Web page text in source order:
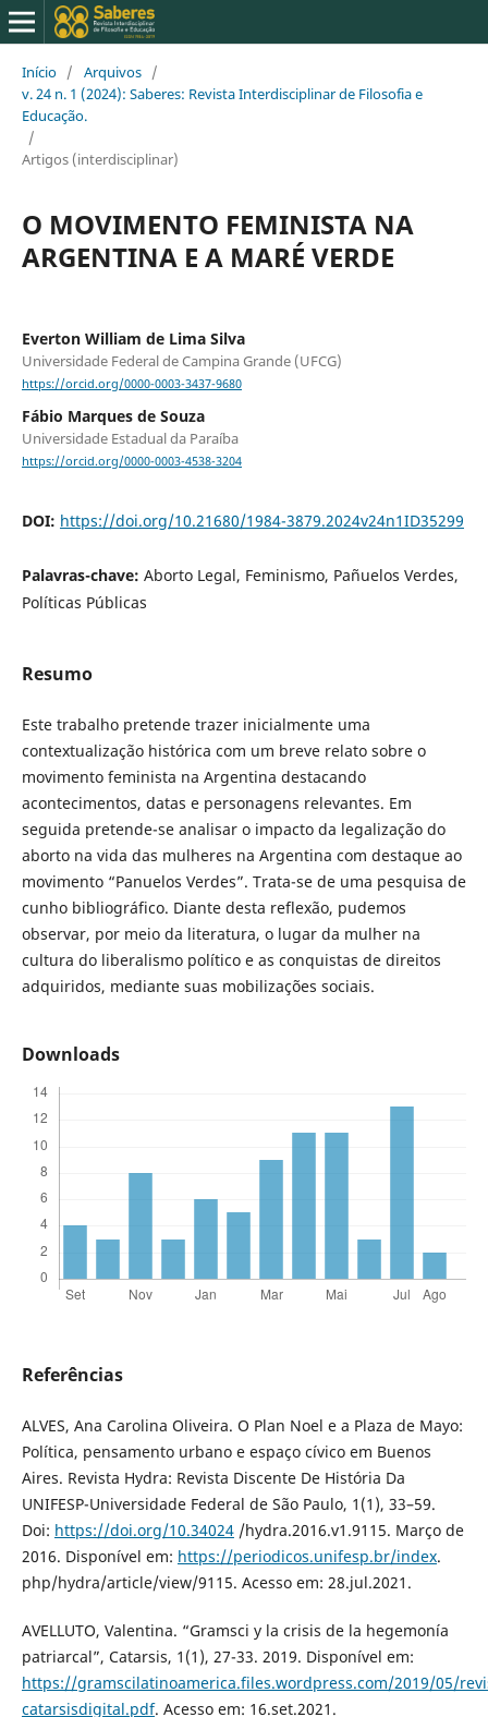
Início / Arquivos /
v. 24 n. 1 (2024): Saberes: Revista Interdisciplinar de Filosofia e
Educação.
/
Artigos (interdisciplinar)
O MOVIMENTO FEMINISTA NA
ARGENTINA E A MARÉ VERDE
Everton William de Lima Silva
Universidade Federal de Campina Grande (UFCG)
https://orcid.org/0000-0003-3437-9680
Fábio Marques de Souza
Universidade Estadual da Paraíba
https://orcid.org/0000-0003-4538-3204
DOI: https://doi.org/10.21680/1984-3879.2024v24n1ID35299
Palavras-chave: Aborto Legal, Feminismo, Pañuelos Verdes,
Políticas Públicas
Resumo
Este trabalho pretende trazer inicialmente uma
contextualização histórica com um breve relato sobre o
movimento feminista na Argentina destacando
acontecimentos, datas e personagens relevantes. Em
seguida pretende-se analisar o impacto da legalização do
aborto na vida das mulheres na Argentina com destaque ao
movimento “Panuelos Verdes”. Trata-se de uma pesquisa de
cunho bibliográfico. Diante desta reflexão, pudemos
observar, por meio da literatura, o lugar da mulher na
cultura do liberalismo político e as conquistas de direitos
adquiridos, mediante suas mobilizações sociais.
Downloads
Referências
ALVES, Ana Carolina Oliveira. O Plan Noel e a Plaza de Mayo:
Política, pensamento urbano e espaço cívico em Buenos
Aires. Revista Hydra: Revista Discente De História Da
UNIFESP-Universidade Federal de São Paulo, 1(1), 33–59.
Doi: https://doi.org/10.34024/hydra.2016.v1.9115. Março de
2016. Disponível em: https://periodicos.unifesp.br/index.
php/hydra/article/view/9115. Acesso em: 28.jul.2021.
AVELLUTO, Valentina. “Gramsci y la crisis de la hegemonía
patriarcal”, Catarsis, 1(1), 27-33. 2019. Disponível em:
https://gramscilatinoamerica.files.wordpress.com/2019/05/
catarsisdigital.pdf. Acesso em: 16.set.2021.